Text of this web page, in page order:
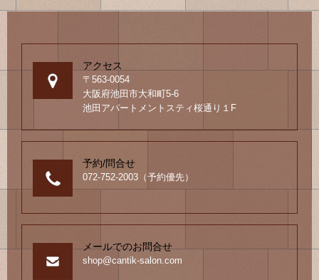
グ
アクセス
〒563-0054
大阪府池田市大和町5-6
池田アパートメントスティ桜通り１F
予約/問合せ
072-752-2003（予約優先）
メールでのお問合せ
shop@cantik-salon.com